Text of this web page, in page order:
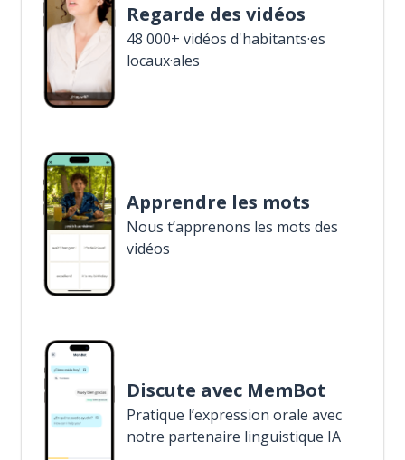
Regarde des vidéos
48 000+ vidéos d'habitants·es
locaux·ales
Apprendre les mots
Nous t’apprenons les mots des
vidéos
Discute avec MemBot
Pratique l’expression orale avec
notre partenaire linguistique IA